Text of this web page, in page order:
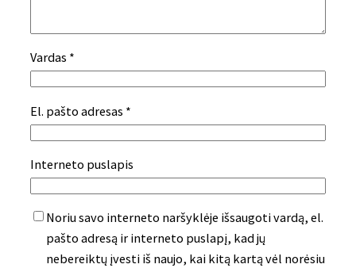
Vardas *
El. pašto adresas *
Interneto puslapis
Noriu savo interneto naršyklėje išsaugoti vardą, el.
pašto adresą ir interneto puslapį, kad jų
nebereiktų įvesti iš naujo, kai kitą kartą vėl norėsiu